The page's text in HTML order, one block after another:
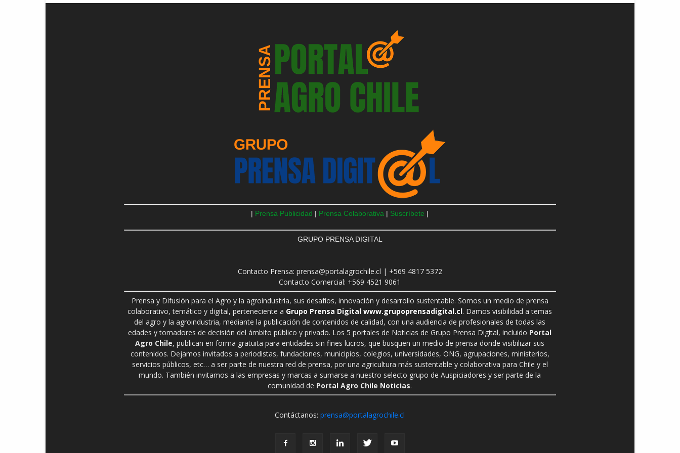
| Prensa Publicidad | Prensa Colaborativa | Suscríbete |
GRUPO PRENSA DIGITAL
Contacto Prensa: prensa@portalagrochile.cl | +569 4817 5372
Contacto Comercial: +569 4521 9061
Prensa y Difusión para el Agro y la agroindustria, sus desafíos, innovación y desarrollo sustentable. Somos un medio de prensa
colaborativo, temático y digital, perteneciente a Grupo Prensa Digital www.grupoprensadigital.cl. Damos visibilidad a temas
del agro y la agroindustria, mediante la publicación de contenidos de calidad, con una audiencia de profesionales de todas las
edades y tomadores de decisión del ámbito público y privado. Los 5 portales de Noticias de Grupo Prensa Digital, incluido Portal
Agro Chile, publican en forma gratuita para entidades sin fines lucros, que busquen un medio de prensa donde visibilizar sus
contenidos. Dejamos invitados a periodistas, fundaciones, municipios, colegios, universidades, ONG, agrupaciones, ministerios,
servicios públicos, etc… a ser parte de nuestra red de prensa, por una agricultura más sustentable y colaborativa para Chile y el
mundo. También invitamos a las empresas y marcas a sumarse a nuestro selecto grupo de Auspiciadores y ser parte de la
comunidad de Portal Agro Chile Noticias.
Contáctanos:prensa@portalagrochile.cl